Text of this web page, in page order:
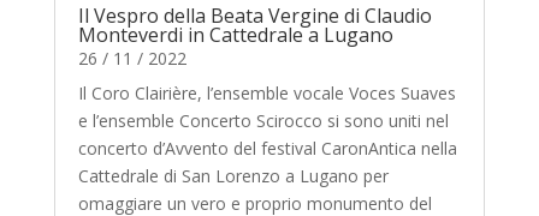
Il Vespro della Beata Vergine di Claudio
Monteverdi in Cattedrale a Lugano
26 / 11 / 2022
Il Coro Clairière, l’ensemble vocale Voces Suaves
e l’ensemble Concerto Scirocco si sono uniti nel
concerto d’Avvento del festival CaronAntica nella
Cattedrale di San Lorenzo a Lugano per
omaggiare un vero e proprio monumento del